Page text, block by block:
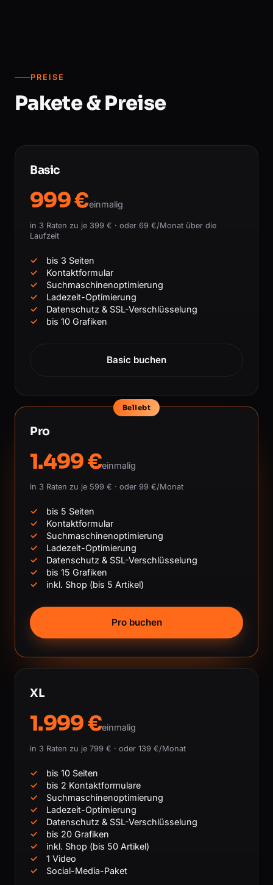
PREISE
Pakete & Preise
Basic
999 €einmalig
in 3 Raten zu je 399 € · oder 69 €/Monat über die
Laufzeit
bis 3 Seiten
Kontaktformular
Suchmaschinenoptimierung
Ladezeit-Optimierung
Datenschutz & SSL-Verschlüsselung
bis 10 Grafiken
Basic buchen
Beliebt
Pro
1.499 €einmalig
in 3 Raten zu je 599 € · oder 99 €/Monat
bis 5 Seiten
Kontaktformular
Suchmaschinenoptimierung
Ladezeit-Optimierung
Datenschutz & SSL-Verschlüsselung
bis 15 Grafiken
inkl. Shop (bis 5 Artikel)
Pro buchen
XL
1.999 €einmalig
in 3 Raten zu je 799 € · oder 139 €/Monat
bis 10 Seiten
bis 2 Kontaktformulare
Suchmaschinenoptimierung
Ladezeit-Optimierung
Datenschutz & SSL-Verschlüsselung
bis 20 Grafiken
inkl. Shop (bis 50 Artikel)
1 Video
Social-Media-Paket